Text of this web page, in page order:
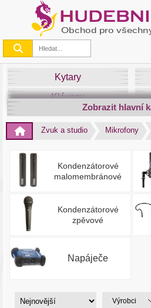
Kytary
Klávesy
Smyčce
Zobrazit hlavní
Zvuk a studio Mikrofony
Kondenzátorové
malomembránové
Kondenzátorové
zpěvové
Napáječe
Výrobci